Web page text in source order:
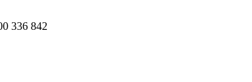
336 842